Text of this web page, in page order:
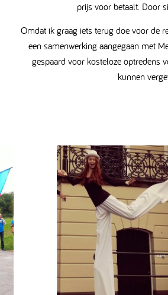
prijs voor betaalt. Door
Omdat ik graag iets terug doe voor de
een samenwerking aangegaan met
gespaard voor kosteloze optredens
kunnen